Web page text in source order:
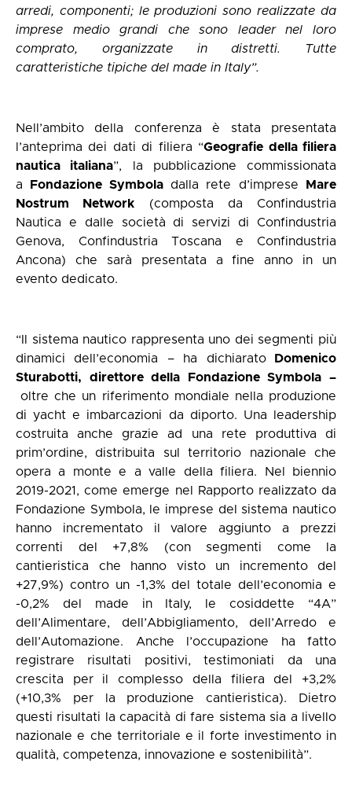
arredi, componenti; le produzioni sono realizzate da
imprese medio grandi che sono leader nel loro
comprato, organizzate in distretti. Tutte
caratteristiche tipiche del made in Italy”.
Nell’ambito della conferenza è stata presentata
l’anteprima dei dati di filiera “Geografie della filiera
nautica italiana”, la pubblicazione commissionata
a
Fondazione Symboladalla rete d’imprese
Mare
Nostrum Network (composta da Confindustria
Nautica e dalle società di servizi di Confindustria
Genova, Confindustria Toscana e Confindustria
Ancona) che sarà presentata a fine anno in un
evento dedicato.
“Il sistema nautico rappresenta uno dei segmenti più
dinamici dell’economia – ha dichiaratoDomenico
Sturabotti, direttore della Fondazione Symbola –
oltre che un riferimento mondiale nella produzione
di yacht e imbarcazioni da diporto. Una leadership
costruita anche grazie ad una rete produttiva di
prim’ordine, distribuita sul territorio nazionale che
opera a monte e a valle della filiera. Nel biennio
2019-2021, come emerge nel Rapporto realizzato da
Fondazione Symbola, le imprese del sistema nautico
hanno incrementato il valore aggiunto a prezzi
correnti del +7,8% (con segmenti come la
cantieristica che hanno visto un incremento del
+27,9%) contro un -1,3% del totale dell’economia e
-0,2% del made in Italy, le cosiddette “4A”
dell’Alimentare, dell’Abbigliamento, dell’Arredo e
dell’Automazione. Anche l’occupazione ha fatto
registrare risultati positivi, testimoniati da una
crescita per il complesso della filiera del +3,2%
(+10,3% per la produzione cantieristica). Dietro
questi risultati la capacità di fare sistema sia a livello
nazionale e che territoriale e il forte investimento in
qualità, competenza, innovazione e sostenibilità”.